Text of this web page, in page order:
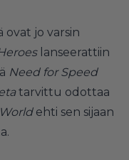
ovat jo varsin
lanseerattiin
Need for Speed
tarvittu odottaa
ehti sen sijaan